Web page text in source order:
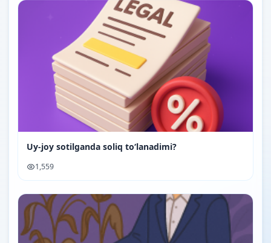
Uy-joy sotilganda soliq to‘lanadimi?
1,559